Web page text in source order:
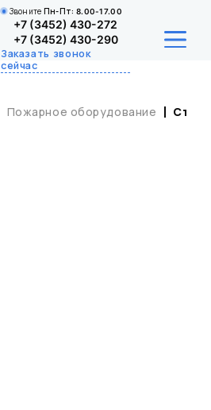
Звоните Пн-Пт: 8.00-17.00
+7 (3452) 430-272
+7 (3452) 430-290
Заказать звонок
сейчас
Пожарное оборудование